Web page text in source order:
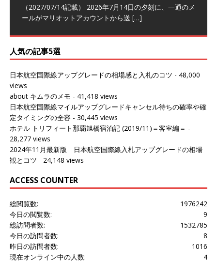
（2027/07/14記載） 2026年7月14日の夕刻に、一通のメ
ールがマリオットアカウントから送 […]
（2026/03/31記載） 2026年1月上旬にバンコク経由でチ
ェンマイに行く際に利用した。 バン[…]
～バンコクの移動の際に再びこちらの[…]
ェンマイに向かう際に利用した。 今[…]
人気の記事5選
日本航空国際線アップグレードの相場感と入札のコツ - 48,000
views
about キムラのメモ - 41,418 views
日本航空国際線マイルアップグレードキャンセル待ちの確率や確
定タイミングの全容 - 30,445 views
ホテル トリフィート那覇旭橋宿泊記 (2019/11)＝客室編＝ -
28,277 views
2024年11月最新版 日本航空国際線入札アップグレードの相場
観とコツ - 24,148 views
ACCESS COUNTER
1976242
総閲覧数:
9
今日の閲覧数:
1532785
総訪問者数:
8
今日の訪問者数:
1016
昨日の訪問者数:
4
現在オンライン中の人数: